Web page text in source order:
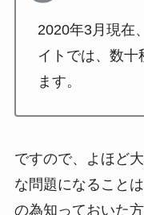
2020年3月現在
イトでは、数十
ます。
ですので、よほど
な問題になること
の為知っておいた